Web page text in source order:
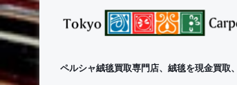
ペルシャ絨毯買取専門店、絨毯を現金買取